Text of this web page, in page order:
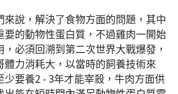
來說，解決了食物方面的問題，其中
要的動物性蛋白質，不過雞肉一開始
必須回溯到第二次世界大戰爆發，
體力消耗大，以當時的飼養技術來
要養2 - 3年才能宰殺，牛肉方面供